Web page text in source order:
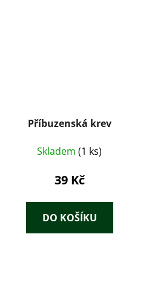
Příbuzenská krev
Skladem (1 ks)
39 Kč
DO KOŠÍKU